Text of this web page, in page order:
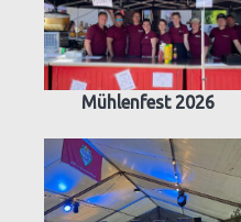
Mühlenfest 2026